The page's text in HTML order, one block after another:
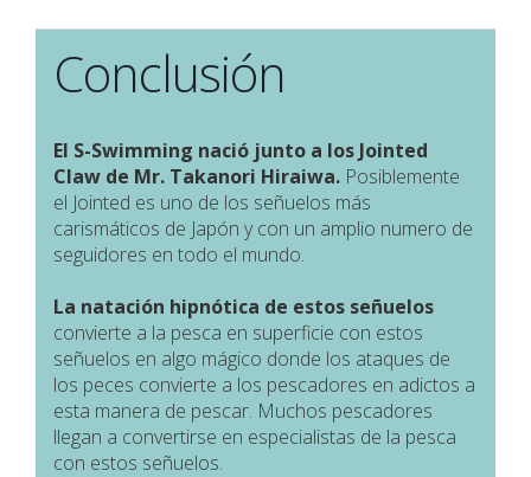
Conclusión
El S-Swimming nació junto a los Jointed
Claw de Mr. Takanori Hiraiwa. Posiblemente
el Jointed es uno de los señuelos más
carismáticos de Japón y con un amplio numero de
seguidores en todo el mundo.
La natación hipnótica de estos señuelos
convierte a la pesca en superficie con estos
señuelos en algo mágico donde los ataques de
los peces convierte a los pescadores en adictos a
esta manera de pescar. Muchos pescadores
llegan a convertirse en especialistas de la pesca
con estos señuelos.